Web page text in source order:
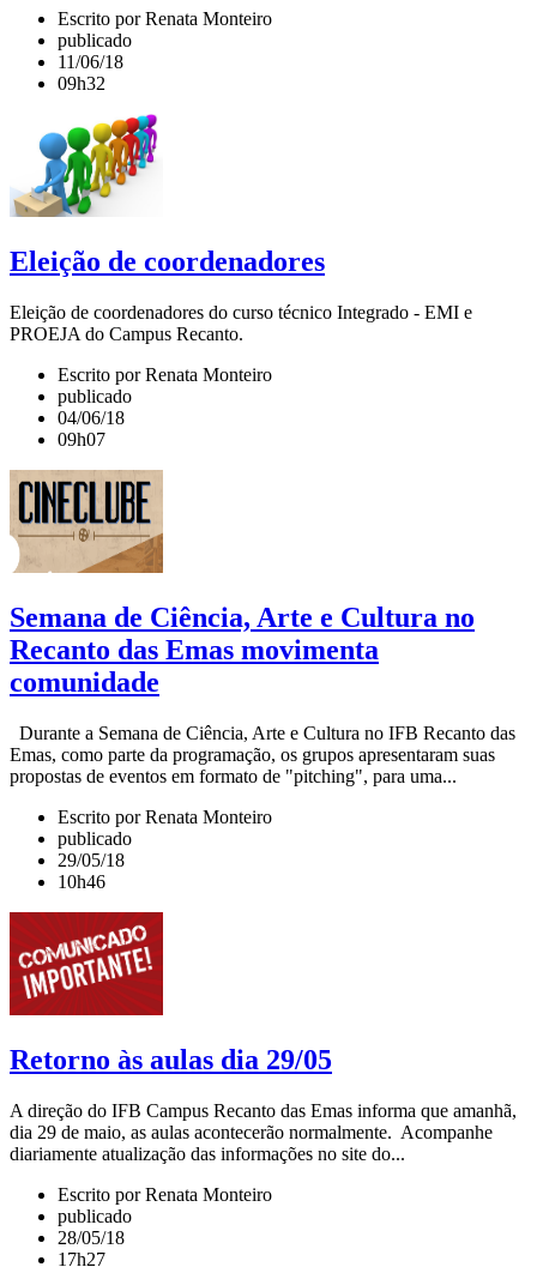
Escrito por Renata Monteiro
publicado
11/06/18
09h32
Eleição de coordenadores
Eleição de coordenadores do curso técnico Integrado - EMI e
PROEJA do Campus Recanto.
Escrito por Renata Monteiro
publicado
04/06/18
09h07
Semana de Ciência, Arte e Cultura no
Recanto das Emas movimenta
comunidade
Durante a Semana de Ciência, Arte e Cultura no IFB Recanto das
Emas, como parte da programação, os grupos apresentaram suas
propostas de eventos em formato de "pitching", para uma...
Escrito por Renata Monteiro
publicado
29/05/18
10h46
Retorno às aulas dia 29/05
A direção do IFB Campus Recanto das Emas informa que amanhã,
dia 29 de maio, as aulas acontecerão normalmente. Acompanhe
diariamente atualização das informações no site do...
Escrito por Renata Monteiro
publicado
28/05/18
17h27